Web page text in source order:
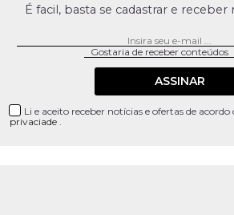
É facil, basta se cadastrar e receber
ASSINAR
Li e aceito receber notícias e ofertas de acordo
privaciade